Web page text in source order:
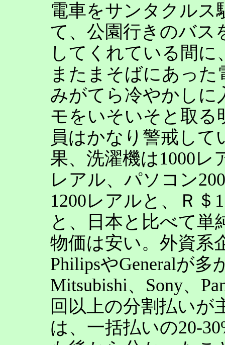
電車をサンタクルス
て、公園行きのバス
してくれている間に
またまそばにあった
みがてら冷やかしに
モをいそいそと取る
員はかなり警戒して
果、洗濯機は1000レ
レアル、パソコン
1200レアルと、Ｒ＄
と、日本と比べて
物価は安い。外資系
PhilipsやGeneralが
Mitsubishi、Sony、
回以上の分割払いが
は、一括払いの20-